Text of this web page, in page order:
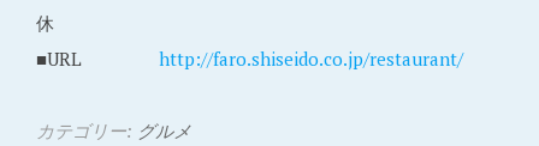
休
■URL http://faro.shiseido.co.jp/restaurant/
カテゴリー: グルメ